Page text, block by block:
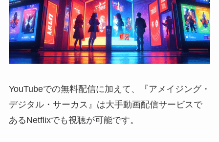
YouTubeでの無料配信に加えて、『アメイジング・
デジタル・サーカス』は大手動画配信サービスで
あるNetflixでも視聴が可能です。